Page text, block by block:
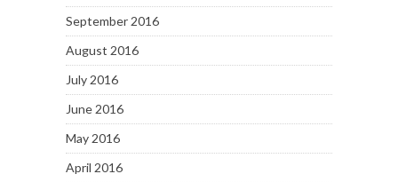
September 2016
August 2016
July 2016
June 2016
May 2016
April 2016